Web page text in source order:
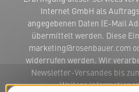
Internet GmbH als
angegebenen Daten (E-Mail
übermittelt werden. Diese
marketing@rosenbauer.com
widerrufen werden. Wir
Newsletter-Versandes bis
Weitere